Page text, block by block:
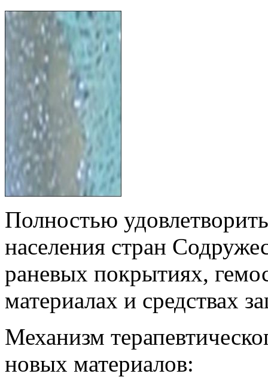
Полностью
населения стран
раневых покрытиях,
материалах и средствах
Механизм
новых материалов: